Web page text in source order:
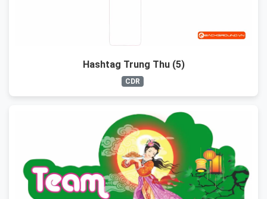
Hashtag Trung Thu (5)
CDR